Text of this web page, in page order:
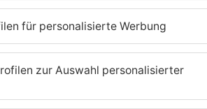
wandelt auf den Spuren
das Gebäude in der Gelnhäuser
anbietet, mit dem Wilden
rund um das abenteuerliche
Armand Strubberg einige
„Cowboys und Indianer – Wie